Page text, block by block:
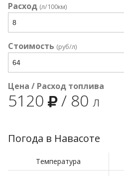
Расход (л/100км)
Стоимость (руб/л)
Цена / Расход топлива
5120 / 80 л
Погода в Навасоте
Температура